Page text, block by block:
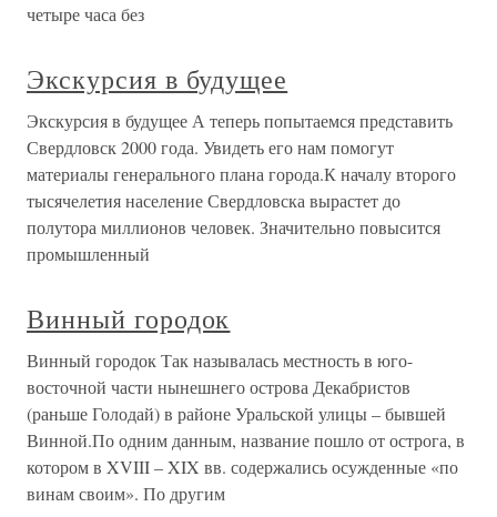
четыре часа без
Экскурсия в будущее
Экскурсия в будущее А теперь попытаемся представить
Свердловск 2000 года. Увидеть его нам помогут
материалы генерального плана города.К началу второго
тысячелетия население Свердловска вырастет до
полутора миллионов человек. Значительно повысится
промышленный
Винный городок
Винный городок Так называлась местность в юго-
восточной части нынешнего острова Декабристов
(раньше Голодай) в районе Уральской улицы – бывшей
Винной.По одним данным, название пошло от острога, в
котором в XVIII – XIX вв. содержались осужденные «по
винам своим». По другим